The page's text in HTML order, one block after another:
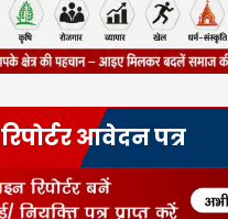
रिपोर्टर आवेदन पत्र